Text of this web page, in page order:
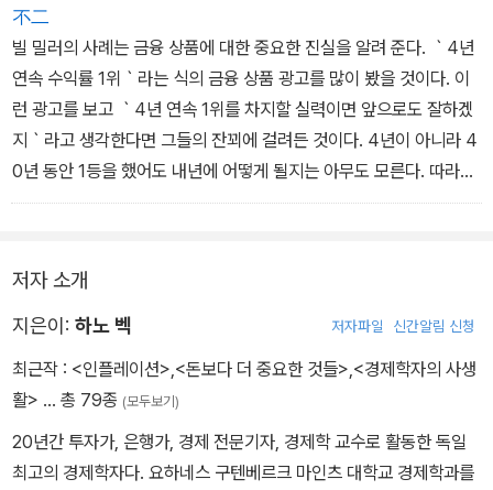
처음보다 훨씬높은 수익을 가져다줄 가능성이 크다. 역시 시간은 금
이다.
不二
빌 밀러의 사례는 금융 상품에 대한 중요한 진실을 알려 준다. ｀4년
연속 수익률 1위｀라는 식의 금융 상품 광고를 많이 봤을 것이다. 이
런 광고를 보고 ｀4년 연속 1위를 차지할 실력이면 앞으로도 잘하겠
지｀라고 생각한다면 그들의 잔꾀에 걸려든 것이다. 4년이 아니라 4
0년 동안 1등을 했어도 내년에 어떻게 될지는 아무도 모른다. 따라서
과거에 경쟁사보다 뛰어난 실적을 냈다는 사실에 큰 의미를 둘 필요
다. ｀4년 연속 수익률 1위｀의 진짜 의미는 ｀앞으로도 계속 1위｀
가 아니라 ｀4년 동안 운이 가장 좋았음｀이다. 현명한 투자자는 그
런 말에 현혹되지 않는다. (69)
저자 소개
지은이: 하노 벡 저자파일 신간알림 신청
최근작 : <인플레이션> <돈보다 더 중요한 것들> <경제학자의 사생
활> … 총 79종 (모두보기)
20년간 투자가, 은행가, 경제 전문기자, 경제학 교수로 활동한 독일
최고의 경제학자다. 요하네스 구텐베르크 마인츠 대학교 경제학과를